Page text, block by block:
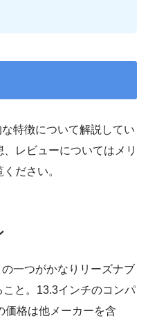
特徴について解説してい
レビューについてはメリ
ださい。
一つがかなりリーズナブ
と。13.3インチのコンパ
価格は他メーカーを含